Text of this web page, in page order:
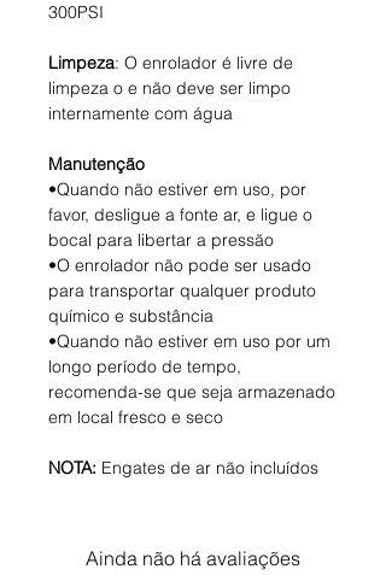
300PSI
Limpeza: O enrolador é livre de
limpeza o e não deve ser limpo
internamente com água
Manutenção
•Quando não estiver em uso, por
favor, desligue a fonte ar, e ligue o
bocal para libertar a pressão
•O enrolador não pode ser usado
para transportar qualquer produto
químico e substância
•Quando não estiver em uso por um
longo período de tempo,
recomenda-se que seja armazenado
em local fresco e seco
NOTA: Engates de ar não incluídos
Ainda não há avaliações